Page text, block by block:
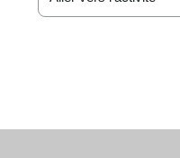
Aller vers l’activité